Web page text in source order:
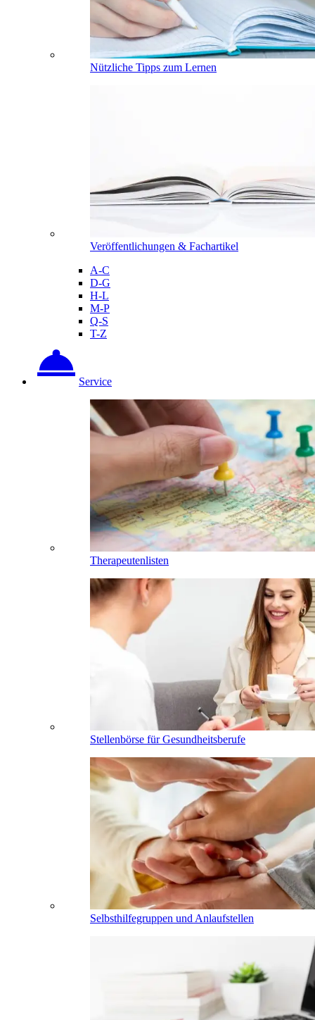
Nützliche Tipps zum Lernen
Veröffentlichungen & Fachartikel
A-C
D-G
H-L
M-P
Q-S
T-Z
Service
Therapeutenlisten
Stellenbörse für Gesundheitsberufe
Selbsthilfegruppen und Anlaufstellen